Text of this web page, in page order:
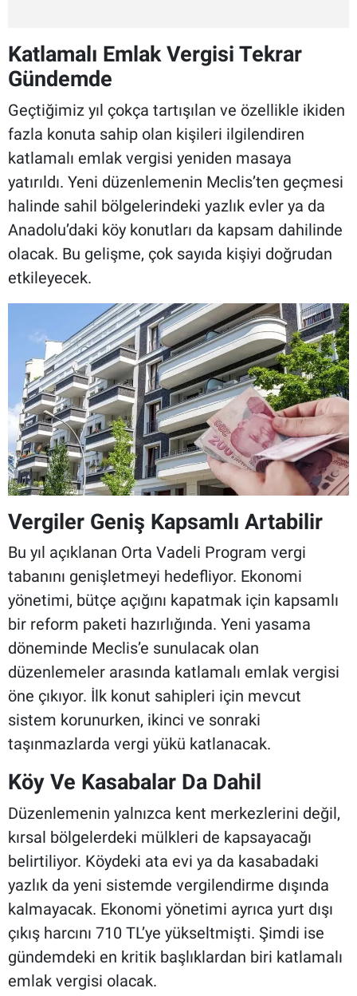
Katlamalı Emlak Vergisi Tekrar
Gündemde
Geçtiğimiz yıl çokça tartışılan ve özellikle ikiden
fazla konuta sahip olan kişileri ilgilendiren
katlamalı emlak vergisi yeniden masaya
yatırıldı. Yeni düzenlemenin Meclis’ten geçmesi
halinde sahil bölgelerindeki yazlık evler ya da
Anadolu’daki köy konutları da kapsam dahilinde
olacak. Bu gelişme, çok sayıda kişiyi doğrudan
etkileyecek.
Vergiler Geniş Kapsamlı Artabilir
Bu yıl açıklanan Orta Vadeli Program vergi
tabanını genişletmeyi hedefliyor. Ekonomi
yönetimi, bütçe açığını kapatmak için kapsamlı
bir reform paketi hazırlığında. Yeni yasama
döneminde Meclis’e sunulacak olan
düzenlemeler arasında katlamalı emlak vergisi
öne çıkıyor. İlk konut sahipleri için mevcut
sistem korunurken, ikinci ve sonraki
taşınmazlarda vergi yükü katlanacak.
Köy Ve Kasabalar Da Dahil
Düzenlemenin yalnızca kent merkezlerini değil,
kırsal bölgelerdeki mülkleri de kapsayacağı
belirtiliyor. Köydeki ata evi ya da kasabadaki
yazlık da yeni sistemde vergilendirme dışında
kalmayacak. Ekonomi yönetimi ayrıca yurt dışı
çıkış harcını 710 TL’ye yükseltmişti. Şimdi ise
gündemdeki en kritik başlıklardan biri katlamalı
emlak vergisi olacak.